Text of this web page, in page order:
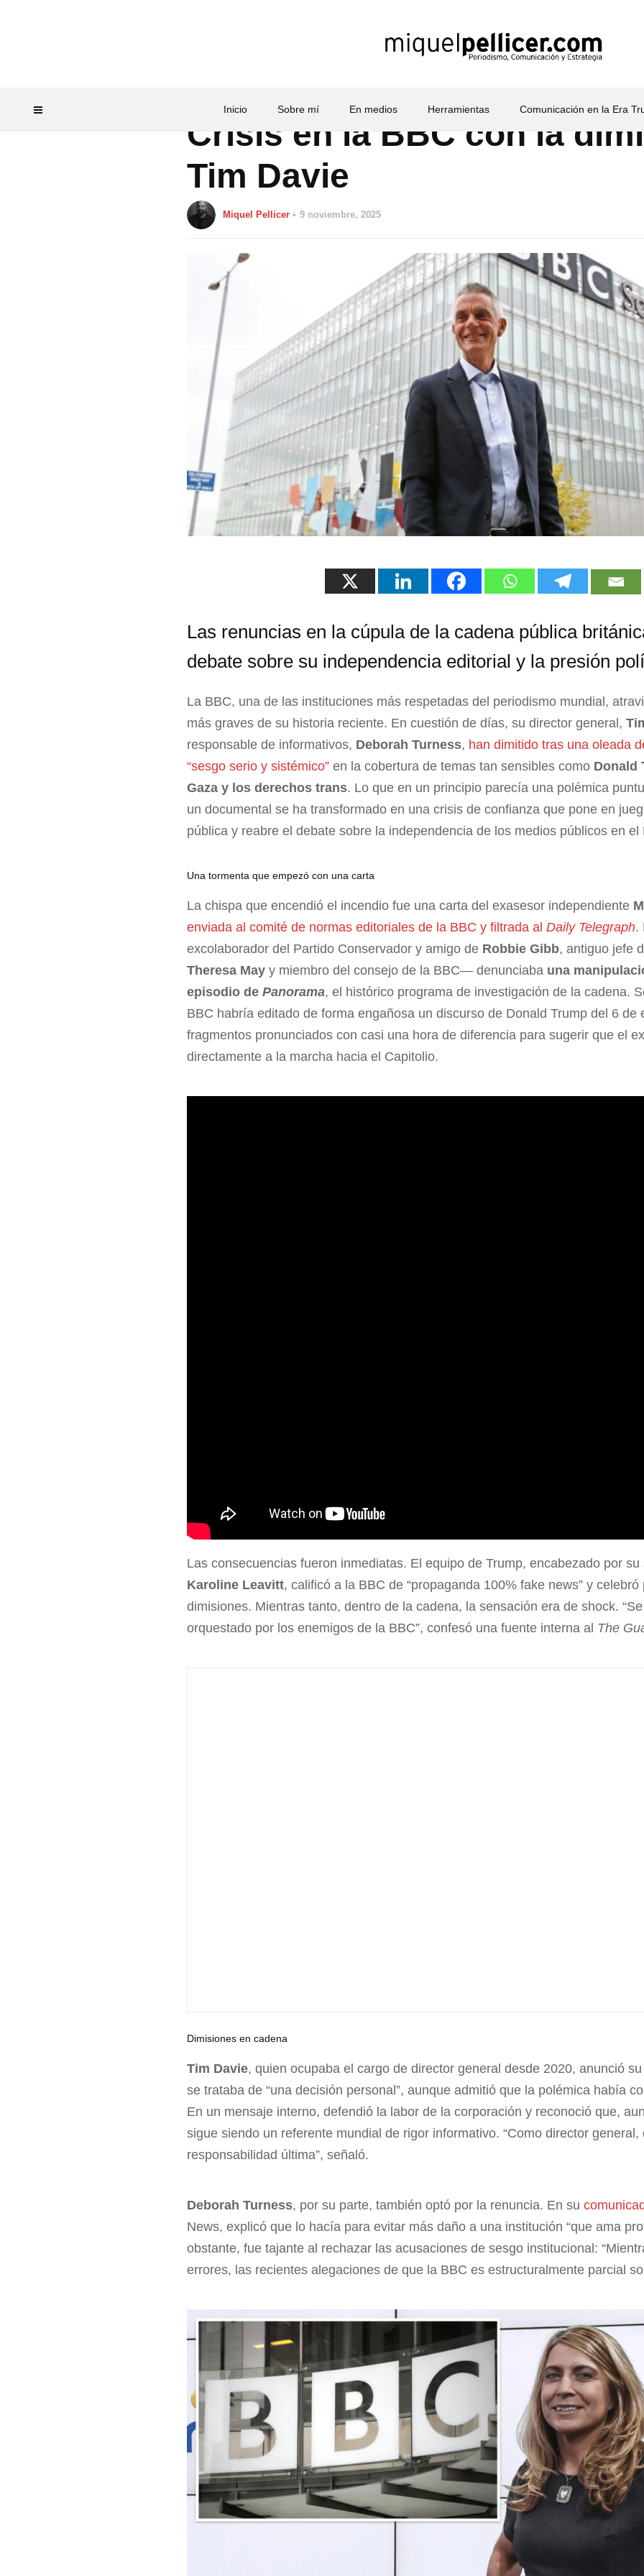
Inicio Sobre mí En medios Herramientas Comunicación en la Era
Crisis en la BBC con la
Tim Davie
Miquel Pellicer 9 noviembre, 2025
Las renuncias en la cúpula de la cadena pública
debate sobre su independencia editorial y la presión
La BBC, una de las instituciones más respetadas del periodismo mundial,
más graves de su historia reciente. En cuestión de días, su director general,
responsable de informativos, Deborah Turness, han dimitido tras una oleada
“sesgo serio y sistémico” en la cobertura de temas tan sensibles como Donald
Gaza y los derechos trans. Lo que en un principio parecía una polémica
un documental se ha transformado en una crisis de confianza que pone en
pública y reabre el debate sobre la independencia de los medios públicos en el
Una tormenta que empezó con una carta
La chispa que encendió el incendio fue una carta del exasesor independiente
enviada al comité de normas editoriales de la BBC y filtrada alDaily Telegraph.
excolaborador del Partido Conservador y amigo de Robbie Gibb, antiguo jefe
Theresa Mayy miembro del consejo de la BBC— denunciaba una
episodio dePanorama, el histórico programa de investigación de la cadena.
BBC habría editado de forma engañosa un discurso de Donald Trump del 6 de
fragmentos pronunciados con casi una hora de diferencia para sugerir que el
directamente a la marcha hacia el Capitolio.
Las consecuencias fueron inmediatas. El equipo de Trump, encabezado por
Karoline Leavitt, calificó a la BBC de “propaganda 100% fake news” y
dimisiones. Mientras tanto, dentro de la cadena, la sensación era de shock.
orquestado por los enemigos de la BBC”, confesó una fuente interna al The
Dimisiones en cadena
Tim Davie, quien ocupaba el cargo de director general desde 2020, anunció
se trataba de “una decisión personal”, aunque admitió que la polémica había
En un mensaje interno, defendió la labor de la corporación y reconoció que,
sigue siendo un referente mundial de rigor informativo. “Como director general,
responsabilidad última”, señaló.
Deborah Turness, por su parte, también optó por la renuncia. En su
News, explicó que lo hacía para evitar más daño a una institución “que ama
obstante, fue tajante al rechazar las acusaciones de sesgo institucional:
errores, las recientes alegaciones de que la BBC es estructuralmente parcial